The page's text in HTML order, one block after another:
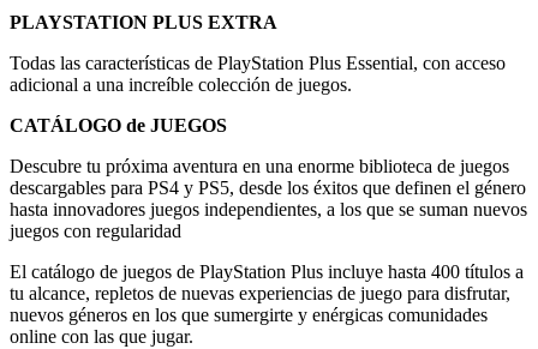
PLAYSTATION PLUS EXTRA
Todas las características de PlayStation Plus Essential, con acceso
adicional a una increíble colección de juegos.
CATÁLOGO de JUEGOS
Descubre tu próxima aventura en una enorme biblioteca de juegos
descargables para PS4 y PS5, desde los éxitos que definen el género
hasta innovadores juegos independientes, a los que se suman nuevos
juegos con regularidad
El catálogo de juegos de PlayStation Plus incluye hasta 400 títulos a
tu alcance, repletos de nuevas experiencias de juego para disfrutar,
nuevos géneros en los que sumergirte y enérgicas comunidades
online con las que jugar.